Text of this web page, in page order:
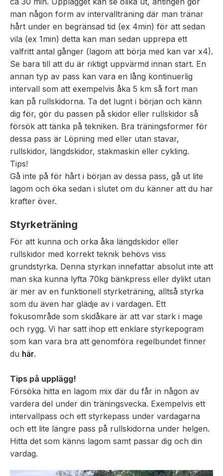
man någon form av intervallträning där man tränar
hårt under en begränsad tid (ex 4min) för att sedan
vila (ex 1min) detta kan man sedan upprepa ett
valfritt antal gånger (lagom att börja med kan var x4).
Se bara till att du är riktigt uppvärmd innan start. En
annan typ av pass kan vara en lång kontinuerlig
intervall som att exempelvis åka 5 km så fort man
kan på rullskidorna. Ta det lugnt i början och känn
dig för, gör du passen på skidor eller rullskidor så
försök att tänka på tekniken. Bra träningsformer för
dessa pass är Löpning med eller utan stavar,
rullskidor, längdskidor, stakmaskin eller cykling.
Tips!
Gå inte på för hårt i början av dessa pass, gå ut lite
lagom och öka sedan i slutet om du känner att du har
krafter över.
Styrketräning
För att kunna och orka åka längdskidor eller
rullskidor med korrekt teknik behövs viss
grundstyrka. Denna styrkan innefattar absolut inte att
man ska kunna lyfta 70kg bänkpress eller dylikt utan
är mer av en funktionell styrketräning, alltså styrka
som du även har glädje av i vardagen. Ett
fokusområde som skidåkare är att var stark i mage
och rygg. Vi har satt ihop ett enklare styrkepogram
som kan vara bra att genomföra regelbundet finner
du här.
Tips på upplägg!
Försöka hitta en lagom mix där du får in någon av
vardera del under din träningsvecka. Exempelvis ett
intervallpass och ett styrkepass under vardagarna
och ett lite längre pass på rullskidorna under helgen.
Hitta det som känns lagom samt passar dig och din
vardag.